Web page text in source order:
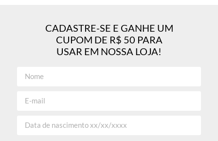
CADASTRE-SE E GANHE UM
CUPOM DE R$ 50 PARA
USAR EM NOSSA LOJA!